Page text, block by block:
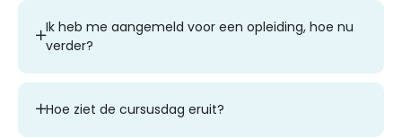
Ik heb me aangemeld voor een opleiding, hoe nu
verder?
Hoe ziet de cursusdag eruit?